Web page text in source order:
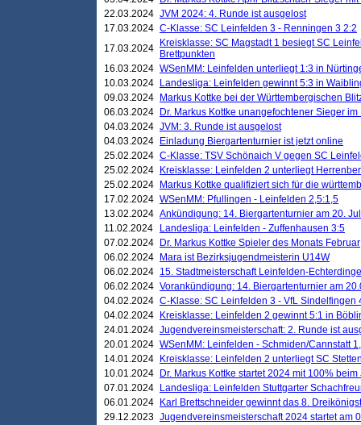
22.03.2024 JVM 2024: 4. Runde ist ausgelost
17.03.2024 C-Klasse: SC Leinfelden 3 - Renningen 3 2:2
17.03.2024
Kreisklasse: SC Magstadt 1 besiegt SC
Brettpunkten
16.03.2024 WSenMM: Leinfelden unterliegt 1:3 in
10.03.2024
Landesliga: Leinfelden gewinnt 5:3 in
09.03.2024
Markus Kottke bei der Württembergischen
06.03.2024
Dr. Markus Kottke unangefochtener Sieger
04.03.2024 JVM: 3. Runde ist ausgelost
04.03.2024
Einladung Biergartenturnier ist jetzt online
25.02.2024 C-Klasse: TSV Schönaich V gegen SC
25.02.2024
Kreisklasse: Leinfelden 2 unterliegt
25.02.2024
Markus Kottke qualifiziert sich für die
17.02.2024 WSenMM: Pfullingen - Leinfelden 2,5:1,5
13.02.2024 Ankündigung: 14. Biergartenturnier am 20.
11.02.2024
Landesliga: Leinfelden - Zuffenhausen 3:5
07.02.2024
Dr. Markus Kottke Spieler des Monats Februar
06.02.2024
Mara ist Bezirksjugendmeisterin U14W
06.02.2024 15. Stadtmeisterschaft Leinfelden-
06.02.2024 Vorankündigung: 14. Biergartenturnier am
04.02.2024 C-Klasse: SC Leinfelden 3 - VfL Sindelfingen
04.02.2024
Kreisklasse: Leinfelden 2 gewinnt 5:1 in
24.01.2024 Jugendvereinsmeisterschaft: 2. Runde ist
20.01.2024 WSenMM: Leinfelden - Schmiden/Cannstatt
14.01.2024
Kreisklasse: Leinfelden 2 unterliegt SC
10.01.2024
Dr. Markus Kottke startet 2024 mit 100%
07.01.2024
Landesliga: Leinfelden Stuttgarter
06.01.2024
Karl Brettschneider gewinnt das 8.
29.12.2023 Jugendvereinsmeisterschaft 2024 startet am